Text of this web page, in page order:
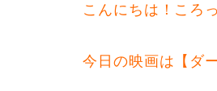
こんにちは！ころ
今日の映画は【ダ